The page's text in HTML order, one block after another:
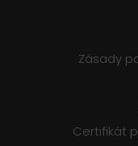
Zásady
Certifikát